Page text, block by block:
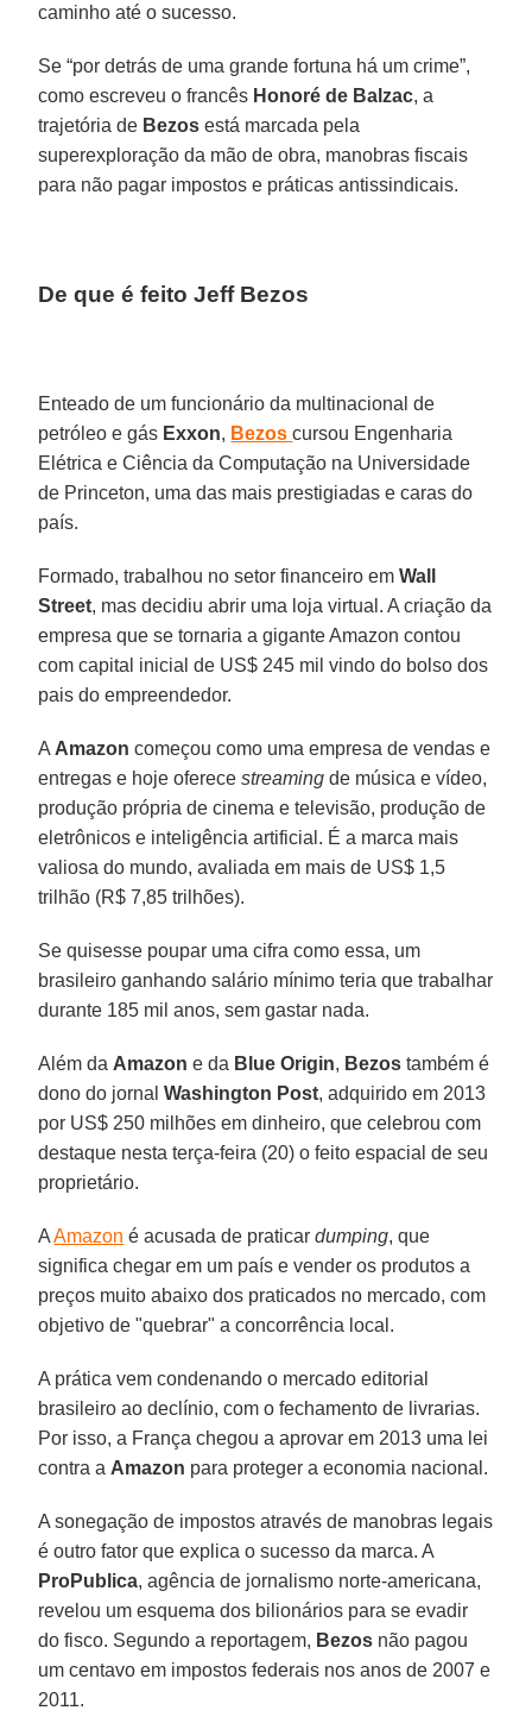
caminho até o sucesso.
Se “por detrás de uma grande fortuna há um crime”,
como escreveu o francês Honoré de Balzac, a
trajetória de Bezos está marcada pela
superexploração da mão de obra, manobras fiscais
para não pagar impostos e práticas antissindicais.
De que é feito Jeff Bezos
Enteado de um funcionário da multinacional de
petróleo e gás Exxon, Bezos cursou Engenharia
Elétrica e Ciência da Computação na Universidade
de Princeton, uma das mais prestigiadas e caras do
país.
Formado, trabalhou no setor financeiro emWall
Street, mas decidiu abrir uma loja virtual. A criação da
empresa que se tornaria a gigante Amazon contou
com capital inicial de US$ 245 mil vindo do bolso dos
pais do empreendedor.
A Amazon começou como uma empresa de vendas e
entregas e hoje oferecestreaming de música e vídeo,
produção própria de cinema e televisão, produção de
eletrônicos e inteligência artificial. É a marca mais
valiosa do mundo, avaliada em mais de US$ 1,5
trilhão (R$ 7,85 trilhões).
Se quisesse poupar uma cifra como essa, um
brasileiro ganhando salário mínimo teria que trabalhar
durante 185 mil anos, sem gastar nada.
Além da Amazon e da Blue Origin, Bezos também é
dono do jornalWashington Post, adquirido em 2013
por US$ 250 milhões em dinheiro, que celebrou com
destaque nesta terça-feira (20) o feito espacial de seu
proprietário.
AAmazon é acusada de praticardumping, que
significa chegar em um país e vender os produtos a
preços muito abaixo dos praticados no mercado, com
objetivo de "quebrar" a concorrência local.
A prática vem condenando o mercado editorial
brasileiro ao declínio, com o fechamento de livrarias.
Por isso, a França chegou a aprovar em 2013 uma lei
contra a Amazon para proteger a economia nacional.
A sonegação de impostos através de manobras legais
é outro fator que explica o sucesso da marca. A
ProPublica, agência de jornalismo norte-americana,
revelou um esquema dos bilionários para se evadir
do fisco. Segundo a reportagem, Bezos não pagou
um centavo em impostos federais nos anos de 2007 e
2011.